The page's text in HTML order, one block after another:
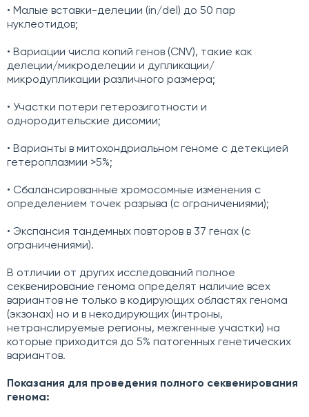
• Малые вставки-делеции (in/del) до 50 пар
нуклеотидов;
• Вариации числа копий генов (CNV), такие как
делеции/микроделеции и дупликации/
микродупликации различного размера;
• Участки потери гетерозиготности и
однородительские дисомии;
• Варианты в митохондриальном геноме с детекцией
гетероплазмии >5%;
• Сбалансированные хромосомные изменения с
определением точек разрыва (с ограничениями);
• Экспансия тандемных повторов в 37 генах (с
ограничениями).
В отличии от других исследований полное
секвенирование генома определят наличие всех
вариантов не только в кодирующих областях генома
(экзонах) но и в некодирующих (интроны,
нетранслируемые регионы, межгенные участки) на
которые приходится до 5% патогенных генетических
вариантов.
Показания для проведения полного секвенирования
генома: